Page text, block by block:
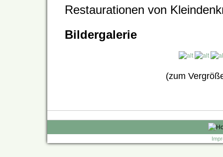
Restaurationen von
Bildergalerie
(zum